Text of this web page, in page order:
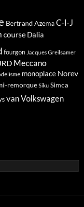
Bertrand AzemaC-I-J
course Dalia
fourgon Jacques Greilsamer
Meccano
monoplace Norev
remorque Siku Simca
vanVolkswagen